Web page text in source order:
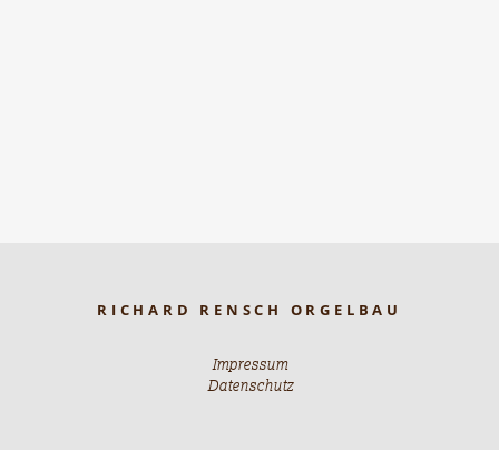
RICHARD RENSCH ORGELBAU
Impressum
Datenschutz